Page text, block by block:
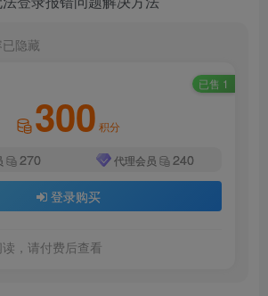
隐藏
已售 1
300 积分
270 代理会员 240
登录购买
，请付费后查看